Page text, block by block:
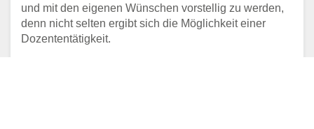
und mit den eigenen Wünschen vorstellig zu werden,
denn nicht selten ergibt sich die Möglichkeit einer
Dozententätigkeit.